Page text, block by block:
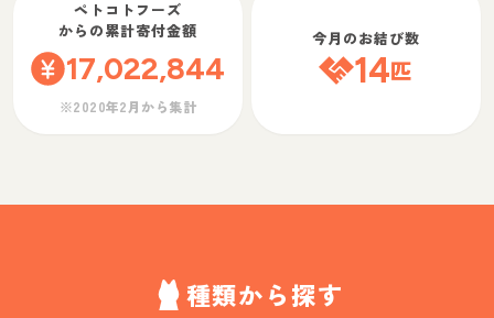
ペトコトフーズ
からの累計寄付金額
17,022,844
※2020年2月から集計
今月のお結び数
14匹
種類から探す